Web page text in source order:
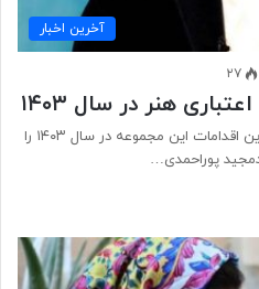
آخرین اخبار
۲۷
هنر در سال ۱۴۰۳
مدیرعامل صندوق اعتباری هنر مهم‌ترین اقدامات این مجموعه در سال ۱۴۰۳ را
پوراحمدی…